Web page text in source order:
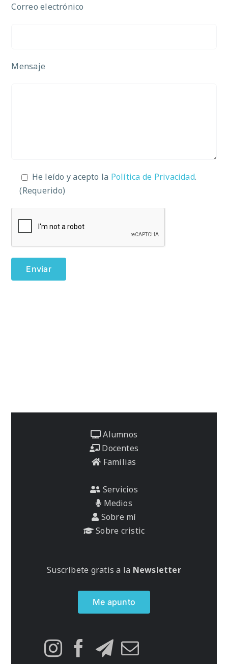
Correo electrónico
Mensaje
He leído y acepto la Política de Privacidad.
(Requerido)
Alumnos
Docentes
Familias
Servicios
Medios
Sobre mí
Sobre cristic
Suscríbete gratis a la Newsletter
Me apunto